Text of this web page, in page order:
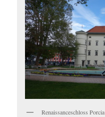
Renaissanceschloss Porcia